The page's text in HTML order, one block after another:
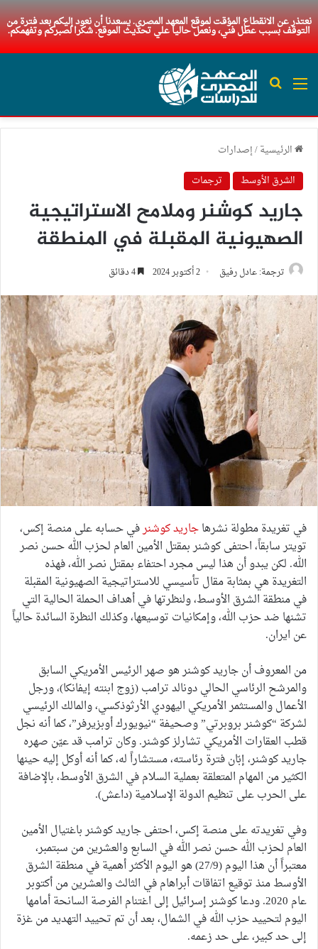
نعتذر عن الانقطاع المؤقت لموقع المعهد المصري. يسعدنا أن نعود إليكم بعد فترة من
التوقف بسبب عطل فني، ونعمل حاليا علي تحديث الموقع. شكرا لصبركم وتفهمكم.
القائمة بحث عن
الرئيسية/إصدارات
الشرق الأوسط
ترجمات
جاريد كوشنر وملامح الاستراتيجية
الصهيونية المقبلة في المنطقة
ترجمة: عادل رفيق 2 أكتوبر 2024
في تغريدة مطولة نشرهاجاريد كوشنرفي حسابه على منصة إكس،
تويتر سابقاً، احتفى كوشنر بمقتل الأمين العام لحزب الله حسن نصر
الله. لكن يبدو أن هذا ليس مجرد احتفاء بمقتل نصر الله، فهذه
التغريدة هي بمثابة مقال تأسيسي للاستراتيجية الصهيونية المقبلة
في منطقة الشرق الأوسط، ولنظرتها في أهداف الحملة الحالية التي
تشنها ضد حزب الله، وإمكانيات توسيعها، وكذلك النظرة السائدة حالياً
عن ايران.
من المعروف أن جاريد كوشنر هو صهر الرئيس الأمريكي السابق
والمرشح الرئاسي الحالي دونالد ترامب (زوج ابنته إيفانكا)، ورجل
الأعمال والمستثمر الأمريكي اليهودي الأرثوذكسي، والمالك الرئيسي
لشركة “كوشنر بروبرتي” وصحيفة “نيويورك أوبزيرفر”، كما أنه نجل
قطب العقارات الأمريكي تشارلز كوشنر. وكان ترامب قد عيّن صهره
جاريد كوشنر، إبّان فترة رئاسته، مستشاراً له، كما أنه أوكل إليه حينها
الكثير من المهام المتعلقة بعملية السلام في الشرق الأوسط، بالإضافة
على الحرب على تنظيم الدولة الإسلامية (داعش).
وفي تغريدته على منصة إكس، احتفى جاريد كوشنر باغتيال الأمين
العام لحزب الله حسن نصر الله في السابع والعشرين من سبتمبر،
معتبراً أن هذا اليوم (27/9) هو اليوم الأكثر أهمية في منطقة الشرق
الأوسط منذ توقيع اتفاقات أبراهام في الثالث والعشرين من أكتوبر
عام 2020. ودعا كوشنر إسرائيل إلى اغتنام الفرصة السانحة أمامها
اليوم لتحييد حزب الله في الشمال، بعد أن تم تحييد التهديد من غزة
إلى حد كبير، على حد زعمه.